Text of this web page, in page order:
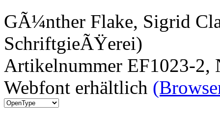
GÃ¼nther Flake, Sigrid
SchriftgieÃŸerei)
Artikelnummer EF1023-2,
Webfont erhältlich